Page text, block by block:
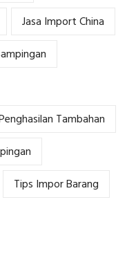
Jasa Import China
Tambahan
Tips Impor Barang